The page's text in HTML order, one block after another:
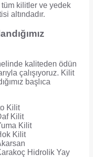
tüm kilitler ve yedek
altındadır.
kaliteden ödün
çalışıyoruz. Kilit
başlıca
Kilit
Kilit
Kilit
Kilit
Hidrolik Yay